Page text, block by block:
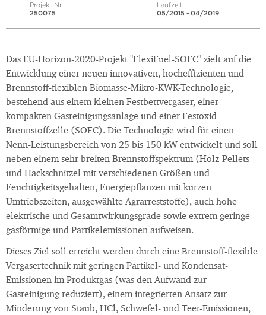
Projekt-Nr.
250075
Laufzeit
05/2015 - 04/2019
Das EU-Horizon-2020-Projekt "FlexiFuel-SOFC" zielt auf die
Entwicklung einer neuen innovativen, hocheffizienten und
Brennstoff-flexiblen Biomasse-Mikro-KWK-Technologie,
bestehend aus einem kleinen Festbettvergaser, einer
kompakten Gasreinigungsanlage und einer Festoxid-
Brennstoffzelle (SOFC). Die Technologie wird für einen
Nenn-Leistungsbereich von 25 bis 150 kW entwickelt und soll
neben einem sehr breiten Brennstoffspektrum (Holz-Pellets
und Hackschnitzel mit verschiedenen Größen und
Feuchtigkeitsgehalten, Energiepflanzen mit kurzen
Umtriebszeiten, ausgewählte Agrarreststoffe), auch hohe
elektrische und Gesamtwirkungsgrade sowie extrem geringe
gasförmige und Partikelemissionen aufweisen.
Dieses Ziel soll erreicht werden durch eine Brennstoff-flexible
Vergasertechnik mit geringen Partikel- und Kondensat-
Emissionen im Produktgas (was den Aufwand zur
Gasreinigung reduziert), einem integrierten Ansatz zur
Minderung von Staub, HCl, Schwefel- und Teer-Emissionen,